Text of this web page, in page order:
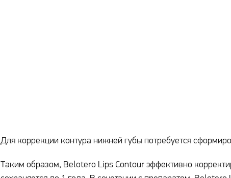
Для коррекции контура нижней губы потребуется
Таким образом, Belotero Lips Contour эффективно